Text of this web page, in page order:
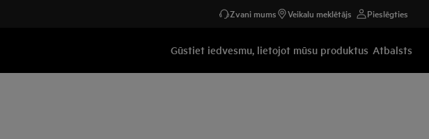
Zvani mums Veikalu meklētājs Pieslēgties
Gūstiet iedvesmu, lietojot mūsu produktus Atbalsts